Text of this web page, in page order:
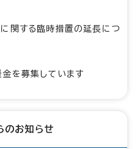
関する臨時措置の延長につ
を募集しています
のお知らせ